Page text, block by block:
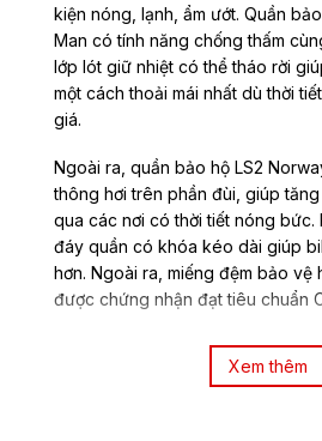
kiện nóng, lạnh, ẩm ướt. Quần
Man có tính năng chống thấm
lớp lót giữ nhiệt có thể tháo rời
một cách thoải mái nhất dù thời
giá.
Ngoài ra, quần bảo hộ LS2
thông hơi trên phần đùi, giúp
qua các nơi có thời tiết nóng bức.
đáy quần có khóa kéo dài giúp
hơn. Ngoài ra, miếng đệm bảo vệ
được chứng nhận đạt tiêu chuẩn
Thông tin chi tiết sản
Hộ LS2 Norway Man:
Xem thêm